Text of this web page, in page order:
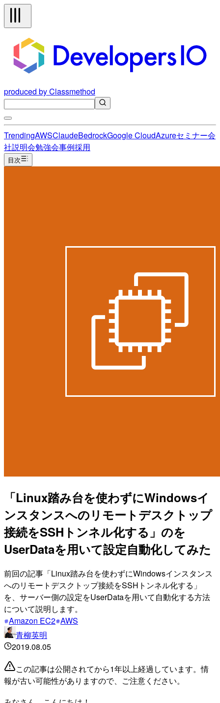
produced by Classmethod
TrendingAWSClaudeBedrockGoogle CloudAzureセミナー会
社説明会勉強会事例採用
目次
「Linux踏み台を使わずにWindowsイ
ンスタンスへのリモートデスクトップ
接続をSSHトンネル化する」のを
UserDataを用いて設定自動化してみた
前回の記事「Linux踏み台を使わずにWindowsインスタンス
へのリモートデスクトップ接続をSSHトンネル化する」
を、サーバー側の設定をUserDataを用いて自動化する方法
について説明します。
Amazon EC2 AWS
青柳英明
2019.08.05
この記事は公開されてから1年以上経過しています。情
報が古い可能性がありますので、ご注意ください。